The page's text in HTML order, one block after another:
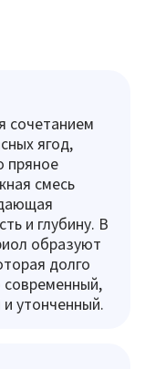
сочетанием
ягод,
пряное
смесь
и глубину. В
образуют
долго
современный,
утонченный.